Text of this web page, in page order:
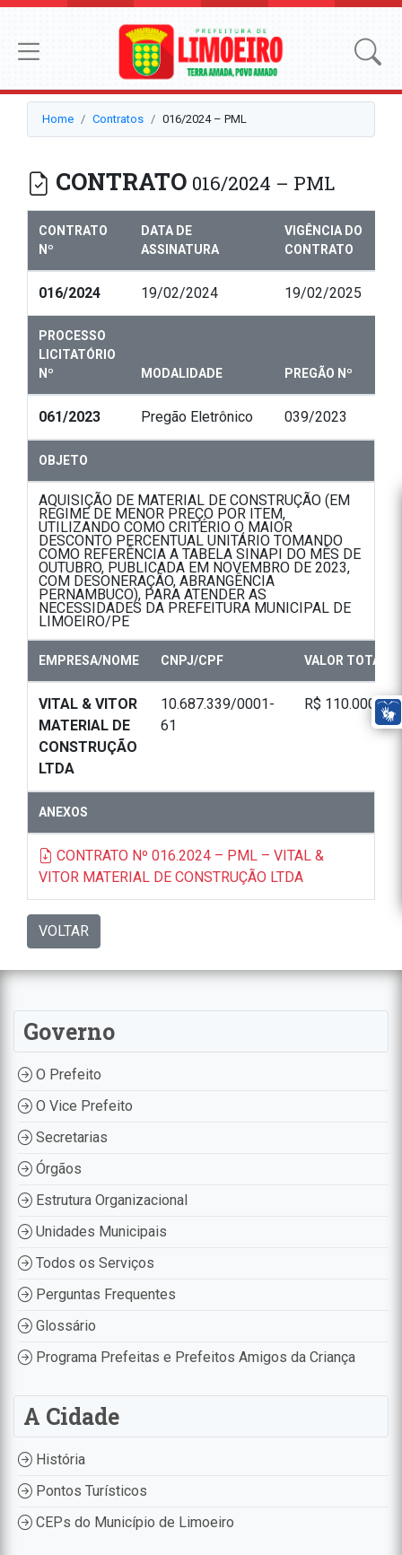
Home Contratos 016/2024 – PML
CONTRATO 016/2024 – PML
CONTRATO
Nº
DATA DE
ASSINATURA
VIGÊNCIA DO
CONTRATO
016/2024 19/02/2024 19/02/2025
PROCESSO
LICITATÓRIO
Nº
MODALIDADE PREGÃO Nº
061/2023 Pregão Eletrônico 039/2023
OBJETO
AQUISIÇÃO DE MATERIAL DE CONSTRUÇÃO (EM
REGIME DE MENOR PREÇO POR ITEM,
UTILIZANDO COMO CRITÉRIO O MAIOR
DESCONTO PERCENTUAL UNITÁRIO TOMANDO
COMO REFERÊNCIA A TABELA SINAPI DO MÊS DE
OUTUBRO, PUBLICADA EM NOVEMBRO DE 2023,
COM DESONERAÇÃO, ABRANGÊNCIA
PERNAMBUCO), PARA ATENDER AS
NECESSIDADES DA PREFEITURA MUNICIPAL DE
LIMOEIRO/PE
EMPRESA/NOME CNPJ/CPF VALOR TOTAL
VITAL & VITOR
MATERIAL DE
CONSTRUÇÃO
LTDA
10.687.339/0001-
61
R$ 110.000,00
ANEXOS
CONTRATO Nº 016.2024 – PML – VITAL &
VITOR MATERIAL DE CONSTRUÇÃO LTDA
VOLTAR
Governo
O Prefeito
O Vice Prefeito
Secretarias
Órgãos
Estrutura Organizacional
Unidades Municipais
Todos os Serviços
Perguntas Frequentes
Glossário
Programa Prefeitas e Prefeitos Amigos da Criança
A Cidade
História
Pontos Turísticos
CEPs do Município de Limoeiro